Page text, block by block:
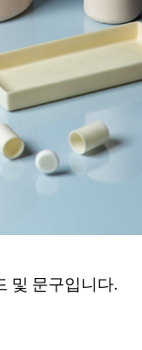
및 문구입니다.